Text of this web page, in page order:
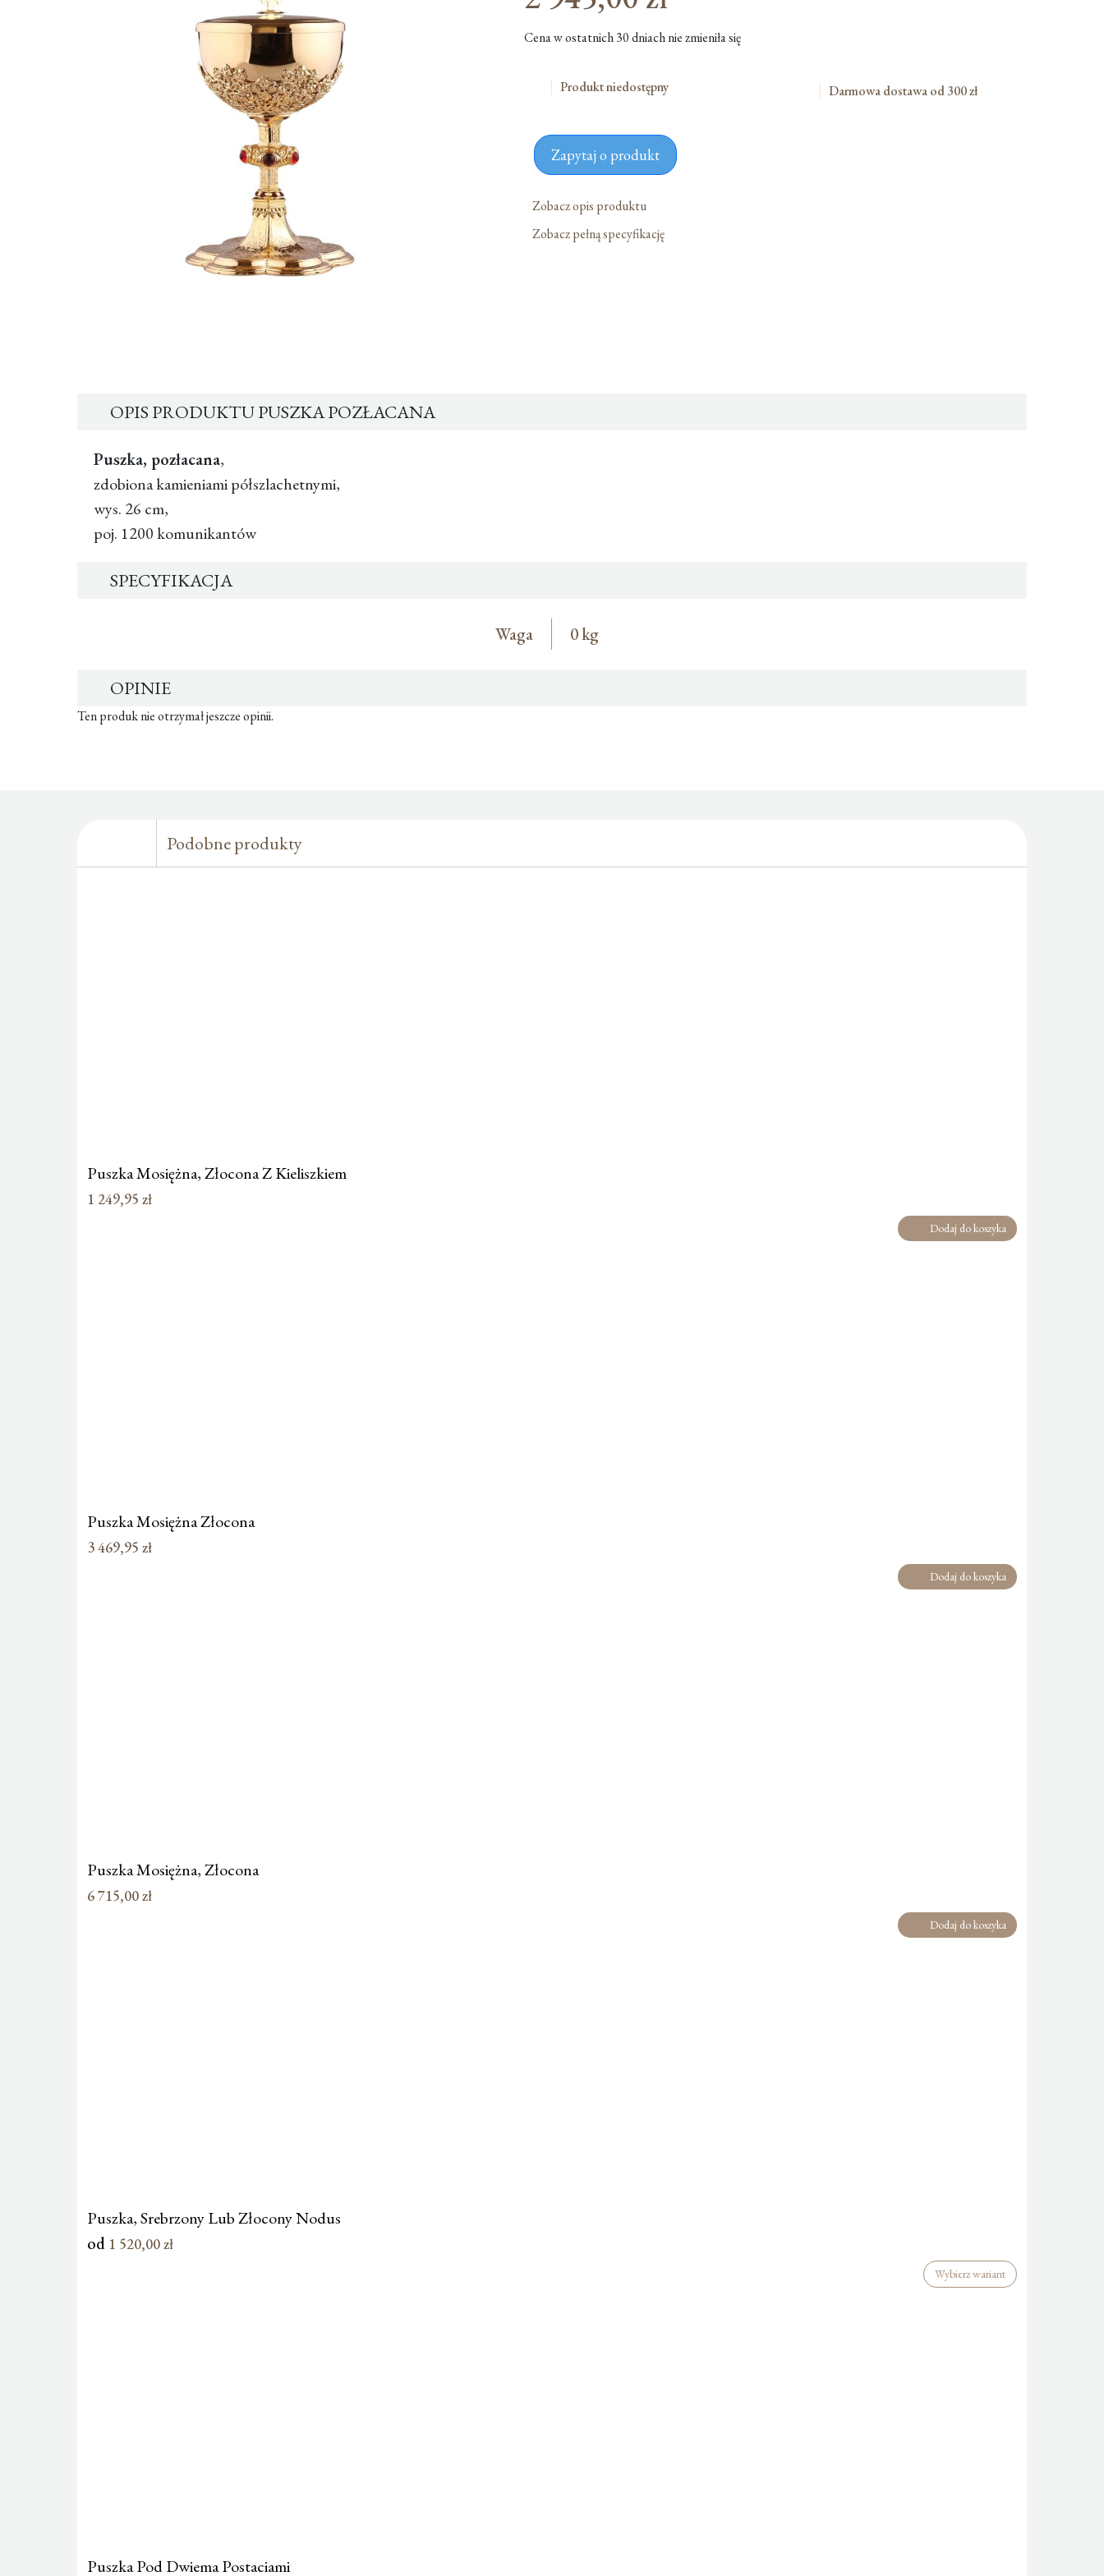
cena
wynosiła:
685,00 zł.
Aktualna
wynosi:
945,00 zł.
Cena w ostatnich 30 dniach nie zmieniła się
Produkt niedostępny Darmowa dostawa od 300 zł
Zapytaj o produkt
Zobacz opis produktu
Zobacz pełną specyfikację
OPIS PRODUKTU PUSZKA POZŁACANA
Puszka, pozłacana,
zdobiona kamieniami półszlachetnymi,
wys. 26 cm,
poj. 1200 komunikantów
SPECYFIKACJA
Waga 0 kg
OPINIE
Ten produk nie otrzymał jeszcze opinii.
Podobne produkty
Puszka Mosiężna, Złocona Z Kieliszkiem
1 249,95 zł
Dodaj do koszyka
Puszka Mosiężna Złocona
3 469,95 zł
Dodaj do koszyka
Puszka Mosiężna, Złocona
6 715,00zł
Dodaj do koszyka
Puszka, Srebrzony Lub Złocony Nodus
od 1 520,00zł
Wybierz wariant
Puszka Pod Dwiema Postaciami